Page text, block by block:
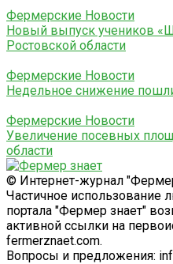
Фермерские Новости
Новый выпуск учеников
Ростовской области
Фермерские Новости
Недельное снижение
Фермерские Новости
Увеличение посевных
области
© Интернет-журнал
Частичное использование
портала "Фермер знает"
активной ссылки на
fermerznaet.com.
Вопросы и предложения: